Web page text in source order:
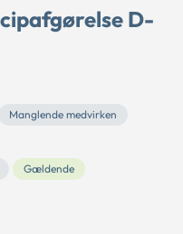
D-
Manglende medvirken
Gældende